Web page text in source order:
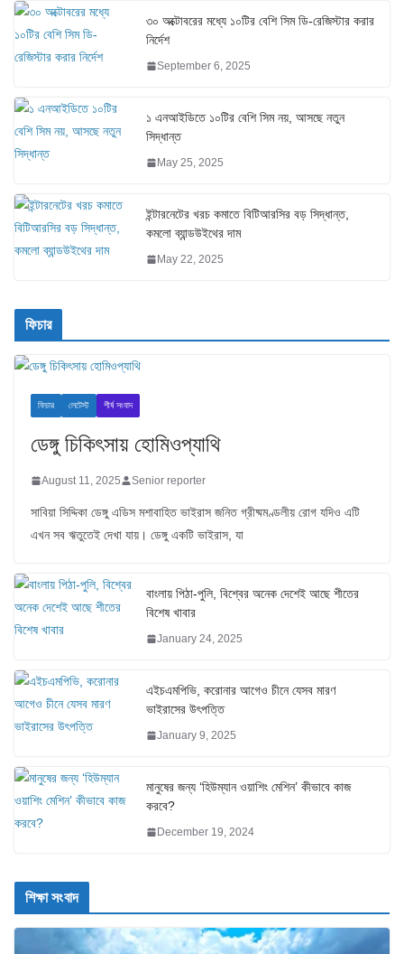
৩০ অক্টোবরের মধ্যে ১০টির বেশি সিম ডি-রেজিস্টার করার
নির্দেশ
September 6, 2025
১ এনআইডিতে ১০টির বেশি সিম নয়, আসছে নতুন
সিদ্ধান্ত
May 25, 2025
ইন্টারনেটের খরচ কমাতে বিটিআরসির বড় সিদ্ধান্ত,
কমলো ব্যান্ডউইথের দাম
May 22, 2025
ফিচার
ফিচার লেটেস্ট শীর্ষ সংবাদ
ডেঙ্গু চিকিৎসায় হোমিওপ্যাথি
August 11, 2025 Senior reporter
সাবিয়া সিদ্দিকা ডেঙ্গু এডিস মশাবাহিত ভাইরাস জনিত গ্রীষ্মমণ্ডলীয় রোগ যদিও এটি
এখন সব ঋতুতেই দেখা যায়। ডেঙ্গু একটি ভাইরাস, যা
বাংলায় পিঠা-পুলি, বিশ্বের অনেক দেশেই আছে শীতের
বিশেষ খাবার
January 24, 2025
এইচএমপিভি, করোনার আগেও চীনে যেসব মারণ
ভাইরাসের উৎপত্তি
January 9, 2025
মানুষের জন্য ‘হিউম্যান ওয়াশিং মেশিন’ কীভাবে কাজ
করবে?
December 19, 2024
শিক্ষা সংবাদ